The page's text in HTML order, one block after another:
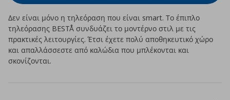
Δεν είναι μόνο η τηλεόραση που είναι smart. Το έπιπλο
τηλεόρασης BESTÅ συνδυάζει το μοντέρνο στιλ με τις
πρακτικές λειτουργίες. Έτσι έχετε πολύ αποθηκευτικό χώρο
και απαλλάσσεστε από καλώδια που μπλέκονται και
σκονίζονται.